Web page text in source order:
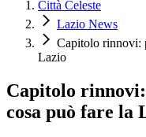
Città Celeste
Lazio News
Capitolo rinnovi:
Lazio
Capitolo rinnovi:
cosa può fare la